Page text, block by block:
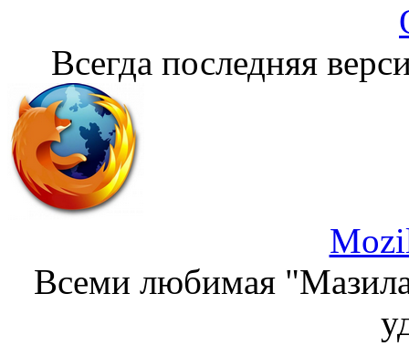
Всегда последняя
Всеми любимая